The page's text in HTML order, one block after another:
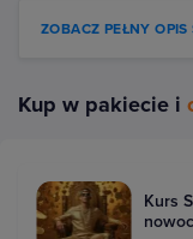
ZOBACZ PEŁNY OPIS
Kup w pakiecie i
Kurs